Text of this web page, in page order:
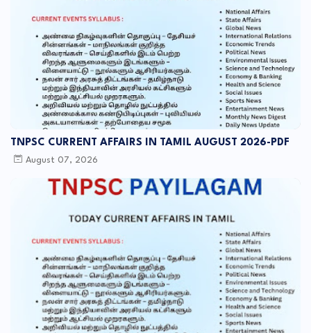
TNPSC CURRENT AFFAIRS IN TAMIL AUGUST 2026-PDF
August 07, 2026